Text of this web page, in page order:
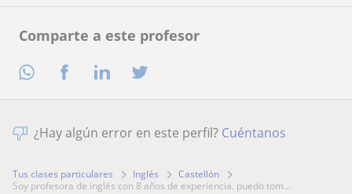
Comparte a este profesor
¿Hay algún error en este perfil? Cuéntanos
Tus clases particulares Inglés
Castellón
soy profesora de inglés con 8 años de experiencia. puedo tom...